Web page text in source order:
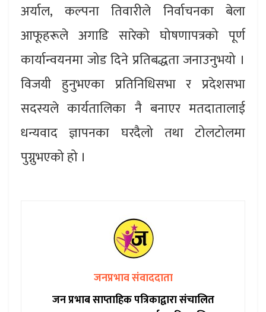
अर्याल, कल्पना तिवारीले निर्वाचनका बेला
आफूहरूले अगाडि सारेको घोषणापत्रको पूर्ण
कार्यान्वयनमा जोड दिने प्रतिबद्धता जनाउनुभयो ।
विजयी हुनुभएका प्रतिनिधिसभा र प्रदेशसभा
सदस्यले कार्यतालिका नै बनाएर मतदातालाई
धन्यवाद ज्ञापनका घरदैलो तथा टोलटोलमा
पुग्नुभएको हो ।
जनप्रभाव संवाददाता
जन प्रभाब साप्ताहिक पत्रिकाद्वारा संचालित